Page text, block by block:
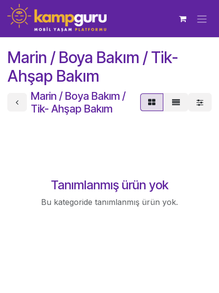
İçereği Atla
Marin / Boya Bakım / Tik-
Ahşap Bakım
Marin / Boya Bakım /
Tik- Ahşap Bakım
Tanımlanmış ürün yok
Bu kategoride tanımlanmış ürün yok.